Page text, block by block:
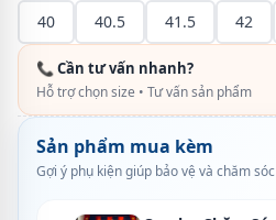
40 40.5 41.5 42
📞 Cần tư vấn nhanh?
Hỗ trợ chọn size • Tư vấn sản phẩm
Sản phẩm mua kèm
Gợi ý phụ kiện giúp bảo vệ và chăm